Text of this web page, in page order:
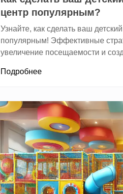
центр популярным?
Узнайте, как сделать ваш
популярным! Эффективные
увеличение посещаемости и
Подробнее